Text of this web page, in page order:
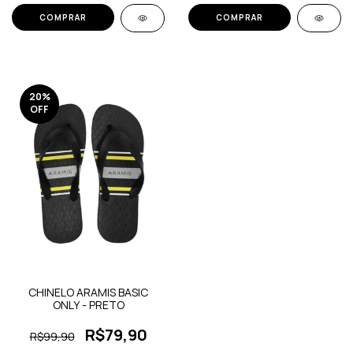
COMPRAR COMPRAR
20%
OFF
CHINELO ARAMIS BASIC
ONLY - PRETO
R$99,90 R$79,90